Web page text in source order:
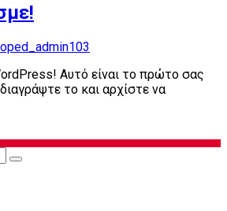
103
Αυτό είναι το πρώτο σας
το και αρχίστε να